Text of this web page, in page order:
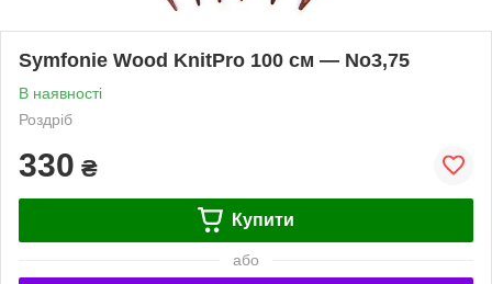
Symfonie Wood KnitPro 100 см — No3,75
В наявності
Роздріб
330 ₴
Купити
або